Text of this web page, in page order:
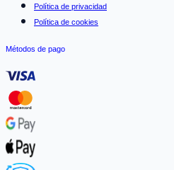
Política de privacidad
Política de cookies
Métodos de pago